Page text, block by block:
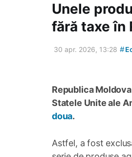
Unele
fără taxe în
30 apr. 2026, 13:28 #
Republica
Statele Unite ale
doua.
Astfel, a fost